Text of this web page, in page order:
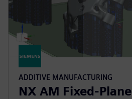
ADDITIVE MANUFACTURING
NX AM Fixed-Plane